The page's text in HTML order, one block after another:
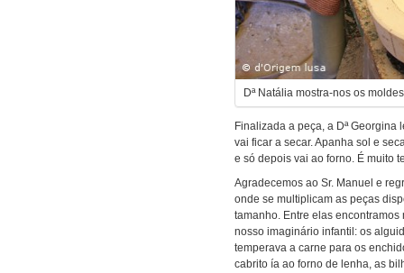
Dª Natália mostra-nos os
Finalizada a peça, a Dª Georgina
vai ficar a secar. Apanha sol e
e só depois vai ao forno. É muito
Agradecemos ao Sr. Manuel e
onde se multiplicam as peças
tamanho. Entre elas
nosso imaginário infantil: os
temperava a carne para os
cabrito ía ao forno de lenha, as